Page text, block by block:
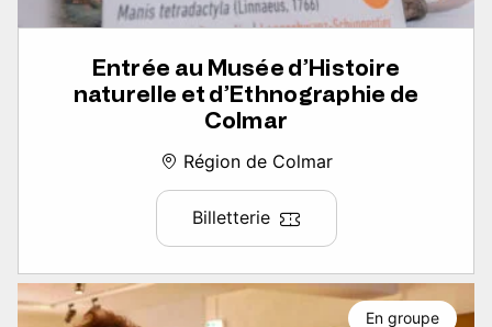
Entrée au Musée d’Histoire
naturelle et d’Ethnographie de
Colmar
Région de Colmar
Billetterie
En groupe